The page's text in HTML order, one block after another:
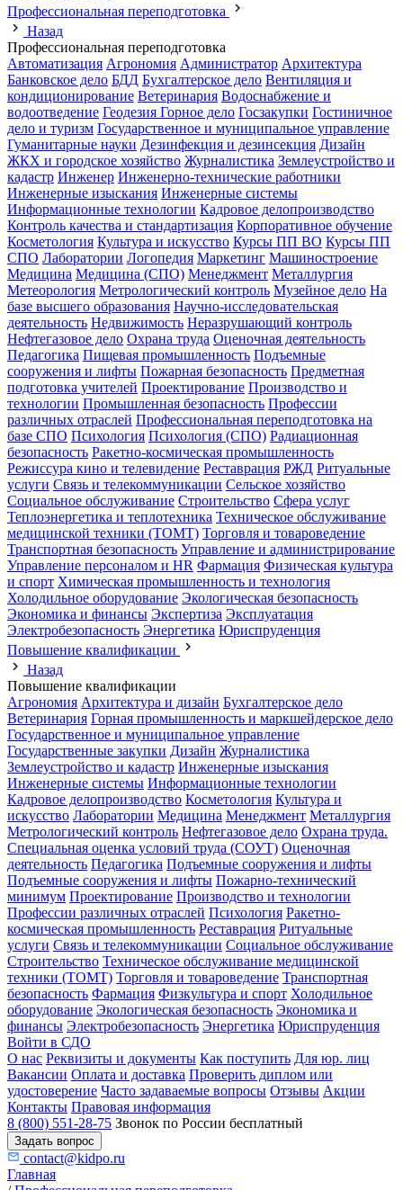
Профессиональная переподготовка
Назад
Профессиональная переподготовка
Автоматизация Агрономия Администратор Архитектура
Банковское дело БДД Бухгалтерское дело Вентиляция и
кондиционирование Ветеринария Водоснабжение и
водоотведение Геодезия Горное дело Госзакупки Гостиничное
дело и туризм Государственное и муниципальное управление
Гуманитарные науки Дезинфекция и дезинсекция Дизайн
ЖКХ и городское хозяйство Журналистика Землеустройство и
кадастр Инженер Инженерно-технические работники
Инженерные изыскания Инженерные системы
Информационные технологии Кадровое делопроизводство
Контроль качества и стандартизация Корпоративное обучение
Косметология Культура и искусство Курсы ПП ВО Курсы ПП
СПО Лаборатории Логопедия Маркетинг Машиностроение
Медицина Медицина (СПО) Менеджмент Металлургия
Метеорология Метрологический контроль Музейное дело На
базе высшего образования Научно-исследовательская
деятельность Недвижимость Неразрушающий контроль
Нефтегазовое дело Охрана труда Оценочная деятельность
Педагогика Пищевая промышленность Подъемные
сооружения и лифты Пожарная безопасность Предметная
подготовка учителей Проектирование Производство и
технологии Промышленная безопасность Профессии
различных отраслей Профессиональная переподготовка на
базе СПО Психология Психология (СПО) Радиационная
безопасность Ракетно-космическая промышленность
Режиссура кино и телевидение Реставрация РЖД Ритуальные
услуги Связь и телекоммуникации Сельское хозяйство
Социальное обслуживание Строительство Сфера услуг
Теплоэнергетика и теплотехника Техническое обслуживание
медицинской техники (ТОМТ) Торговля и товароведение
Транспортная безопасность Управление и администрирование
Управление персоналом и HR Фармация Физическая культура
и спорт Химическая промышленность и технология
Холодильное оборудование Экологическая безопасность
Экономика и финансы Экспертиза Эксплуатация
Электробезопасность Энергетика Юриспруденция
Повышение квалификации
Назад
Повышение квалификации
Агрономия Архитектура и дизайн Бухгалтерское дело
Ветеринария Горная промышленность и маркшейдерское дело
Государственное и муниципальное управление
Государственные закупки Дизайн Журналистика
Землеустройство и кадастр Инженерные изыскания
Инженерные системы Информационные технологии
Кадровое делопроизводство Косметология Культура и
искусство Лаборатории Медицина Менеджмент Металлургия
Метрологический контроль Нефтегазовое дело Охрана труда.
Специальная оценка условий труда (СОУТ) Оценочная
деятельность Педагогика Подъемные сооружения и лифты
Подъемные сооружения и лифты Пожарно-технический
минимум Проектирование Производство и технологии
Профессии различных отраслей Психология Ракетно-
космическая промышленность Реставрация Ритуальные
услуги Связь и телекоммуникации Социальное обслуживание
Строительство Техническое обслуживание медицинской
техники (ТОМТ) Торговля и товароведение Транспортная
безопасность Фармация Физкультура и спорт Холодильное
оборудование Экологическая безопасность Экономика и
финансы Электробезопасность Энергетика Юриспруденция
Войти в СДО
О нас Реквизиты и документы Как поступить Для юр. лиц
Вакансии Оплата и доставка Проверить диплом или
удостоверение Часто задаваемые вопросы Отзывы Акции
Контакты Правовая информация
8 (800) 551-28-75 Звонок по России бесплатный
Задать вопрос
contact@kidpo.ru
Главная